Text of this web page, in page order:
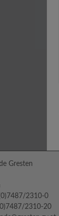
Gresten
2310-0
2310-20